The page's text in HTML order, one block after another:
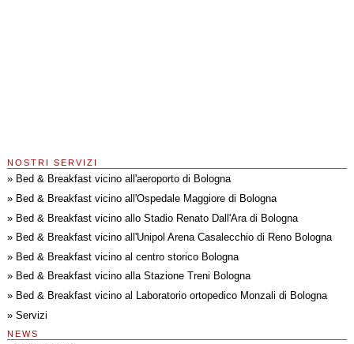
NOSTRI SERVIZI
» Bed & Breakfast vicino all'aeroporto di Bologna
» Bed & Breakfast vicino all'Ospedale Maggiore di Bologna
» Bed & Breakfast vicino allo Stadio Renato Dall'Ara di Bologna
» Bed & Breakfast vicino all'Unipol Arena Casalecchio di Reno Bologna
» Bed & Breakfast vicino al centro storico Bologna
» Bed & Breakfast vicino alla Stazione Treni Bologna
» Bed & Breakfast vicino al Laboratorio ortopedico Monzali di Bologna
» Servizi
NEWS